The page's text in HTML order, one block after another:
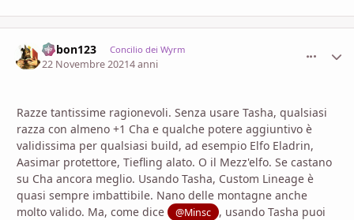
bobon123 Concilio dei Wyrm
22 Novembre 20214 anni
Razze tantissime ragionevoli. Senza usare Tasha, qualsiasi
razza con almeno +1 Cha e qualche potere aggiuntivo è
validissima per qualsiasi build, ad esempio Elfo Eladrin,
Aasimar protettore, Tiefling alato. O il Mezz'elfo. Se castano
su Cha ancora meglio. Usando Tasha, Custom Lineage è
quasi sempre imbattibile. Nano delle montagne anche
molto valido. Ma, come dice
@Minsc
, usando Tasha puoi